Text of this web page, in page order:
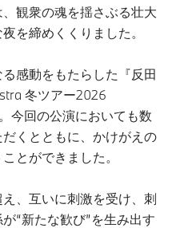
観衆の魂を揺さぶる壮大
を締めくくりました。
感動をもたらした『反田
冬ツアー2026
今回の公演においても数
くとともに、かけがえの
とができました。
、互いに刺激を受け、刺
“新たな歓び”を生み出す